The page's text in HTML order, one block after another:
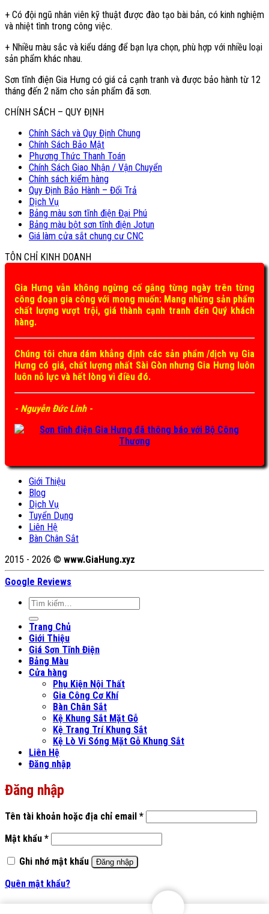
+ Có đội ngũ nhân viên kỹ thuật được đào tạo bài bản, có kinh nghiệm
và nhiệt tình trong công việc.
+ Nhiều màu sắc và kiểu dáng để bạn lựa chọn, phù hợp với nhiều loại
sản phẩm khác nhau.
Sơn tĩnh điện Gia Hưng có giá cả cạnh tranh và được bảo hành từ 12
tháng đến 2 năm cho sản phẩm đã sơn.
CHÍNH SÁCH – QUY ĐỊNH
Chính Sách và Quy Định Chung
Chính Sách Bảo Mật
Phương Thức Thanh Toán
Chính Sách Giao Nhận / Vận Chuyển
Chính sách kiểm hàng
Quy Định Bảo Hành – Đổi Trả
Dịch Vụ
Bảng màu sơn tĩnh điện Đại Phú
Bảng màu bột sơn tĩnh điện Jotun
Giá làm cửa sắt chung cư CNC
TÔN CHỈ KINH DOANH
Gia Hưng vẫn không ngừng cố gắng từng ngày trên từng
công đoạn gia công với mong muốn: Mang những sản phẩm
chất lượng vượt trội, giá thành cạnh tranh đến Quý khách
hàng.
Chúng tôi chưa dám khẳng định các sản phẩm /dịch vụ Gia
Hưng có giá, chất lượng nhất Sài Gòn nhưng Gia Hưng luôn
luôn nỗ lực và hết lòng vì điều đó.
- Nguyễn Đức Linh -
Giới Thiệu
Blog
Dịch Vụ
Tuyển Dụng
Liên Hệ
Bàn Chân Sắt
2015 - 2026 © www.GiaHung.xyz
Google Reviews
Tìm
kiếm:
Trang Chủ
Giới Thiệu
Giá Sơn Tĩnh Điện
Bảng Màu
Cửa hàng
Phụ Kiện Nội Thất
Gia Công Cơ Khí
Bàn Chân Sắt
Kệ Khung Sắt Mặt Gỗ
Kệ Trang Trí Khung Sắt
Kệ Lò Vi Sóng Mặt Gỗ Khung Sắt
Liên Hệ
Đăng nhập
Đăng nhập
Tên tài khoản hoặc địa chỉ email *Bắt
buộc
Mật khẩu *Bắt
buộc
Ghi nhớ mật khẩu
Đăng nhập
Quên mật khẩu?